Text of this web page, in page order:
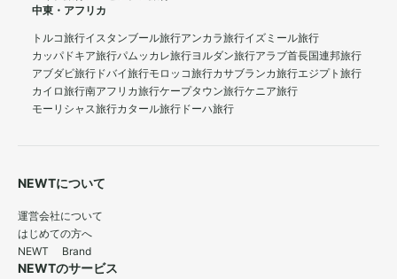
中東・アフリカ
トルコ旅行イスタンブール旅行アンカラ旅行イズミール旅行
カッパドキア旅行パムッカレ旅行ヨルダン旅行アラブ首長国連邦旅行
アブダビ旅行 ドバイ旅行モロッコ旅行カサブランカ旅行エジプト旅行
カイロ旅行南アフリカ旅行ケープタウン旅行ケニア旅行
モーリシャス旅行カタール旅行 ドーハ旅行
NEWTについて
運営会社について
はじめての方へ
NEWT Brand
NEWTのサービス